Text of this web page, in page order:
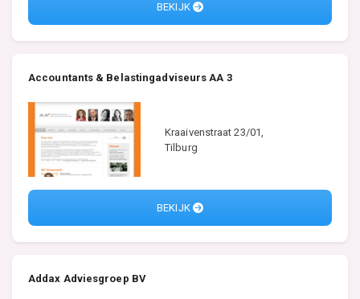
BEKIJK
Accountants & Belastingadviseurs AA 3
Kraaivenstraat 23/01,
Tilburg
BEKIJK
Addax Adviesgroep BV